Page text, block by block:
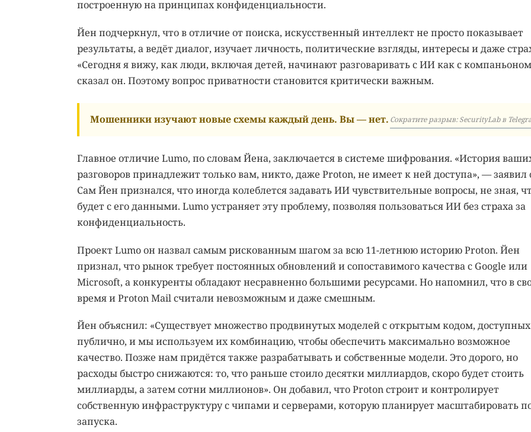
построенную на принципах конфиденциальности.
Йен подчеркнул, что в отличие от поиска, искусственный интеллект не просто показывает
результаты, а ведёт диалог, изучает личность, политические взгляды, интересы и даже
«Сегодня я вижу, как люди, включая детей, начинают разговаривать с ИИ как с
сказал он. Поэтому вопрос приватности становится критически важным.
Мошенники изучают новые схемы каждый день. Вы — нет. Сократите разрыв: SecurityLab в
Главное отличие Lumo, по словам Йена, заключается в системе шифрования. «История
разговоров принадлежит только вам, никто, даже Proton, не имеет к ней доступа», — заявил
Сам Йен признался, что иногда колеблется задавать ИИ чувствительные вопросы, не зная,
будет с его данными. Lumo устраняет эту проблему, позволяя пользоваться ИИ без страха за
конфиденциальность.
Проект Lumo он назвал самым рискованным шагом за всю 11-летнюю историю Proton. Йен
признал, что рынок требует постоянных обновлений и сопоставимого качества с Google или
Microsoft, а конкуренты обладают несравненно большими ресурсами. Но напомнил, что в
время и Proton Mail считали невозможным и даже смешным.
Йен объяснил: «Существует множество продвинутых моделей с открытым кодом, доступных
публично, и мы используем их комбинацию, чтобы обеспечить максимально возможное
качество. Позже нам придётся также разрабатывать и собственные модели. Это дорого, но
расходы быстро снижаются: то, что раньше стоило десятки миллиардов, скоро будет стоить
миллиарды, а затем сотни миллионов». Он добавил, что Proton строит и контролирует
собственную инфраструктуру с чипами и серверами, которую планирует масштабировать
запуска.